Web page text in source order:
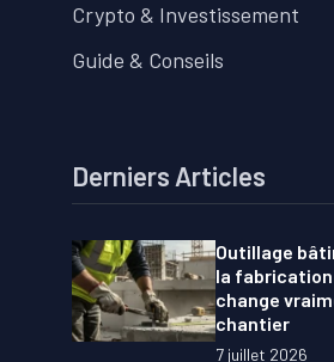
Crypto & Investissement
Guide & Conseils
Derniers Articles
Outillage
la
change
chantier
7 juillet 2026